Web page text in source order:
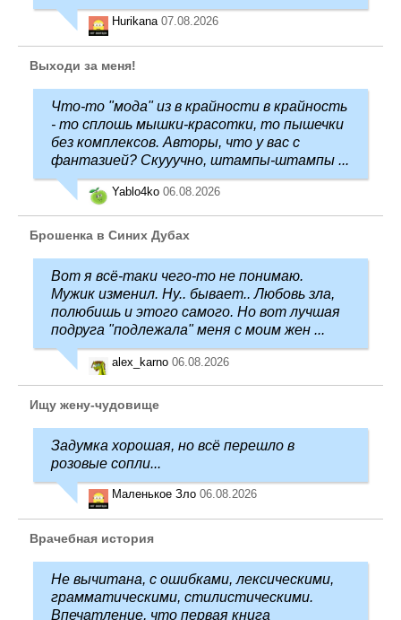
Hurikana 07.08.2026
Выходи за меня!
Что-то "мода" из в крайности в крайность
- то сплошь мышки-красотки, то пышечки
без комплексов. Авторы, что у вас с
фантазией? Скууучно, штампы-штампы ...
Yablo4ko 06.08.2026
Брошенка в Синих Дубах
Вот я всё-таки чего-то не понимаю.
Мужик изменил. Ну.. бывает.. Любовь зла,
полюбишь и этого самого. Но вот лучшая
подруга "подлежала" меня с моим жен ...
alex_karno 06.08.2026
Ищу жену-чудовище
Задумка хорошая, но всё перешло в
розовые сопли...
Маленькое Зло 06.08.2026
Врачебная история
Не вычитана, с ошибками, лексическими,
грамматическими, стилистическими.
Впечатление, что первая книга